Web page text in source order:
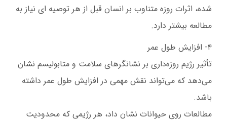
شده، اثرات روزه متناوب بر انسان قبل از هر توصیه ای نیاز به
مطالعه بیشتر دارد.
۴- افزایش طول عمر
تأثیر رژیم روزه‌داری بر نشانگرهای سلامت و متابولیسم نشان
می‌دهد که می‌تواند نقش مهمی در افزایش طول عمر داشته
باشد.
مطالعات روی حیوانات نشان داد، هر رژیمی که محدودیت